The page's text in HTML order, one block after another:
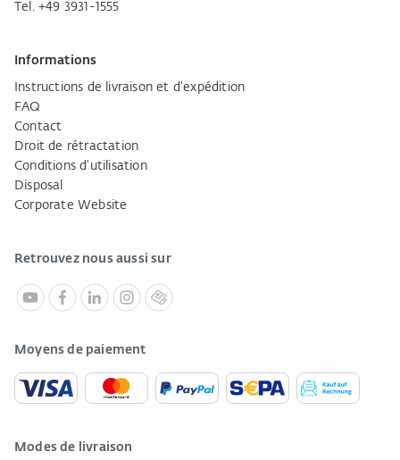
Tel. +49 3931-1555
Informations
Instructions de livraison et d'expédition
FAQ
Contact
Droit de rétractation
Conditions d'utilisation
Disposal
Corporate Website
Retrouvez nous aussi sur
Moyens de paiement
Modes de livraison